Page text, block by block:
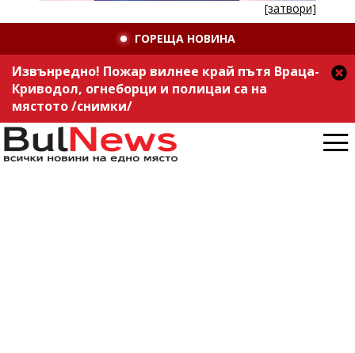
[затвори]
ГОРЕЩА НОВИНА
Извънредно! Пожар вилнее край пътя Враца-
Криводол, огнеборци и полицаи са на
мястото /снимки/